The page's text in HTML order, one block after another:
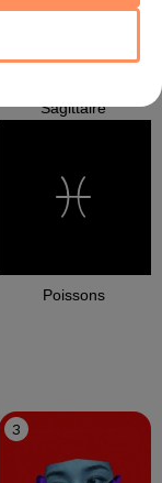
Sagittaire
Poissons
3